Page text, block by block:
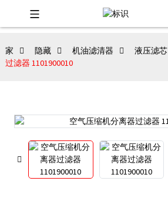
家 隐藏 机油滤清器 液压滤芯
过滤器 1101900010